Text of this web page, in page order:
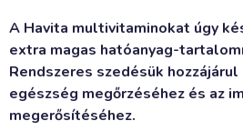
A Havita multivitaminokat úgy
extra magas hatóanyag-
Rendszeres szedésük
egészség megőrzéséhez és az
megerősítéséhez.